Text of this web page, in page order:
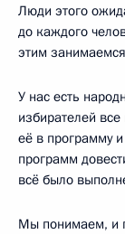
Люди этого
до каждого
этим
У нас есть
избирателей
её в программу
программ
всё было
Мы понимаем, и